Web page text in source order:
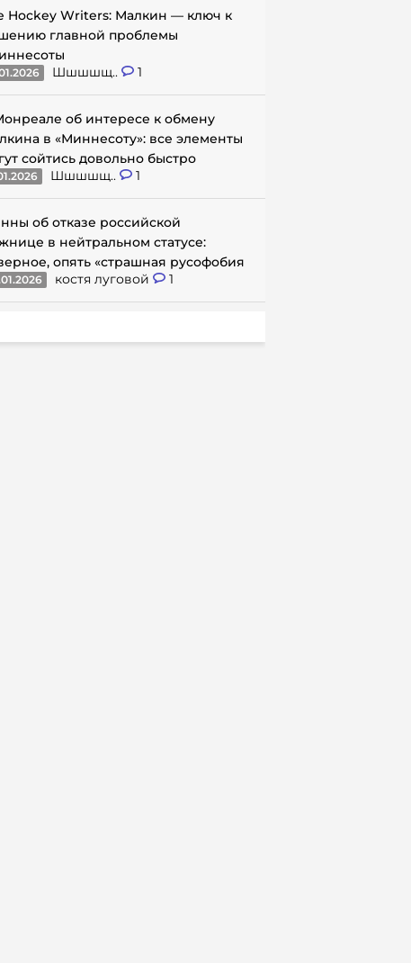
Hockey Writers: Малкин — ключ к
главной проблемы
Шшшшщ.. 1
об интересе к обмену
в «Миннесоту»: все элементы
сойтись довольно быстро
Шшшшщ.. 1
об отказе российской
в нейтральном статусе:
опять «страшная русофобия
костя луговой 1